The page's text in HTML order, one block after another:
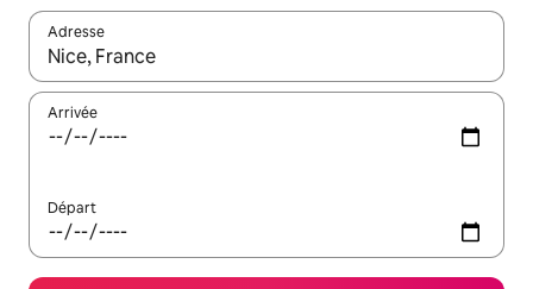
Adresse
Lorsque les résultats s'affichent, utilisez les flèches vers le
Arrivée
Départ